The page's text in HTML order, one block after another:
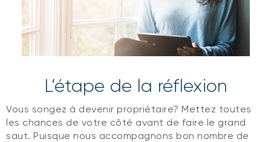
L’étape de la réflexion
Vous songez à devenir propriétaire? Mettez toutes
les chances de votre côté avant de faire le grand
saut. Puisque nous accompagnons bon nombre de